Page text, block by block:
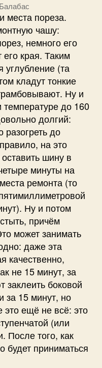
места пореза.
чашу:
немного его
края. Таким
углубление (та
кладут тонкие
Ну и
температуре до 160
долгий:
разогреть до
на это
шину в
минуты на
ремонта (то
Ну и потом
причём
может занимать
даже эта
качественно,
не 15 минут, за
заклеить боковой
за 15 минут, но
это ещё не всё: это
(или
После того, как
будет приниматься